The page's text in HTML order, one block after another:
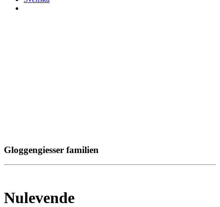
Gloggengiesser familien
Nulevende